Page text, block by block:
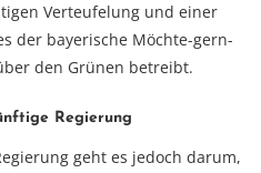
Verteufelung und einer
der bayerische Möchte-gern-
den Grünen betreibt.
Regierung
geht es jedoch darum,